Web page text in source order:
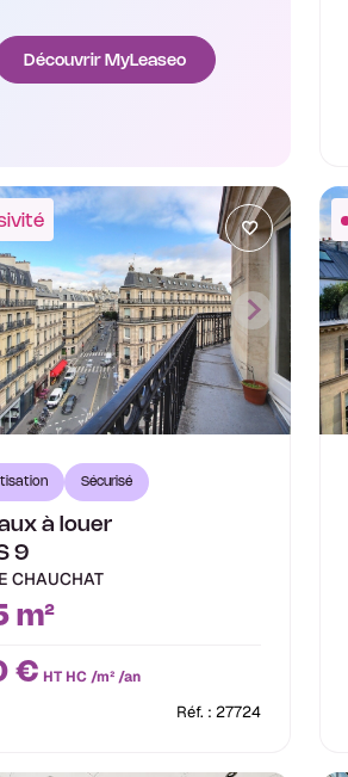
Découvrir MyLeaseo
Sécurisé
à louer
9
CHAUCHAT
m²
€ HT HC /m² /an
Réf. : 27724